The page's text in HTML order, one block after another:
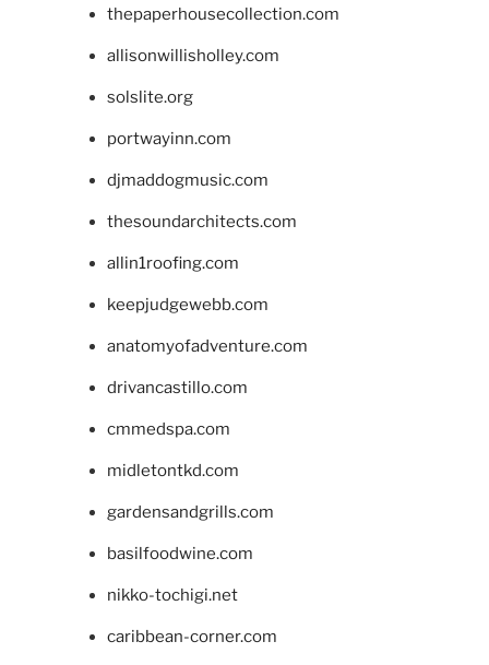
thepaperhousecollection.com
allisonwillisholley.com
solslite.org
portwayinn.com
djmaddogmusic.com
thesoundarchitects.com
allin1roofing.com
keepjudgewebb.com
anatomyofadventure.com
drivancastillo.com
cmmedspa.com
midletontkd.com
gardensandgrills.com
basilfoodwine.com
nikko-tochigi.net
caribbean-corner.com